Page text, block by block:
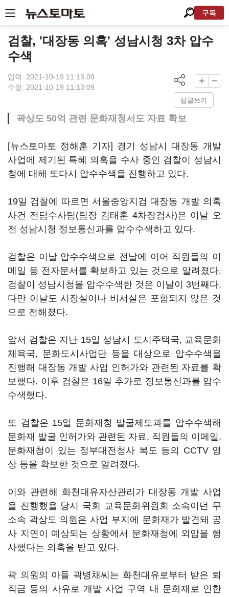
구독
검찰, '대장동 의혹' 성남시청 3차 압수
수색
입력: 2021-10-19 11:13:09
수정: 2021-10-19 11:13:09
답글쓰기
곽상도 50억 관련 문화재청서도 자료 확보
[뉴스토마토 정해훈 기자] 경기 성남시 대장동 개발
사업에 제기된 특혜 의혹을 수사 중인 검찰이 성남시
청에 대해 또다시 압수수색을 진행하고 있다.
19일 검찰에 따르면 서울중앙지검 대장동 개발 의혹
사건 전담수사팀(팀장 김태훈 4차장검사)은 이날 오
전 성남시청 정보통신과를 압수수색하고 있다.
검찰은 이날 압수수색으로 전날에 이어 직원들의 이
메일 등 전자문서를 확보하고 있는 것으로 알려졌다.
검찰이 성남시청을 압수수색한 것은 이날이 3번째다.
다만 이날도 시장실이나 비서실은 포함되지 않은 것
으로 전해졌다.
앞서 검찰은 지난 15일 성남시 도시주택국, 교육문화
체육국, 문화도시사업단 등을 대상으로 압수수색을
진행해 대장동 개발 사업 인허가와 관련된 자료를 확
보했다. 이후 검찰은 16일 추가로 정보통신과를 압수
수색했다.
또 검찰은 15일 문화재청 발굴제도과를 압수수색해
문화재 발굴 인허가와 관련된 자료, 직원들의 이메일,
문화재청이 있는 정부대전청사 복도 등의 CCTV 영
상 등을 확보한 것으로 알려졌다.
이와 관련해 화천대유자산관리가 대장동 개발 사업
을 진행했을 당시 국회 교육문화위원회 소속이던 무
소속 곽상도 의원은 사업 부지에 문화재가 발견돼 공
사 지연이 예상되는 상황에서 문화재청에 외압을 행
사했다는 의혹을 받고 있다.
곽 의원의 아들 곽병채씨는 화천대유로부터 받은 퇴
직금 등의 사유로 개발 사업 구역 내 문화재로 인한